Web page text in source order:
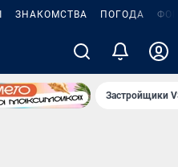
ЗНАКОМСТВА ПОГОДА
Застройщики